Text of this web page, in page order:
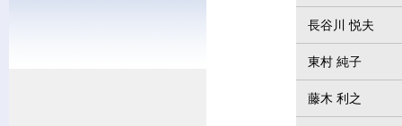
長谷川 悦夫
東村 純子
藤木 利之